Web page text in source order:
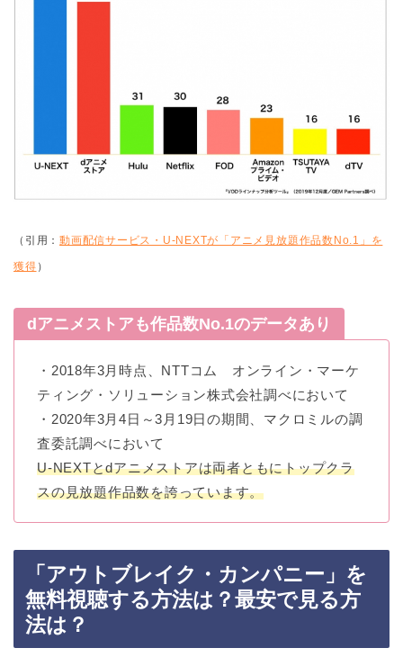
（引用：動画配信サービス・U-NEXTが「アニメ見放題作品数No.1」を
獲得 ）
dアニメストアも作品数No.1のデータあり
・2018年3月時点、NTTコム オンライン・マーケ
ティング・ソリューション株式会社調べにおいて
・2020年3月4日～3月19日の期間、マクロミルの調
査委託調べにおいて
U-NEXTとdアニメストアは両者ともにトップクラ
スの見放題作品数を誇っています。
「アウトブレイク・カンパニー」を
無料視聴する方法は？最安で見る方
法は？